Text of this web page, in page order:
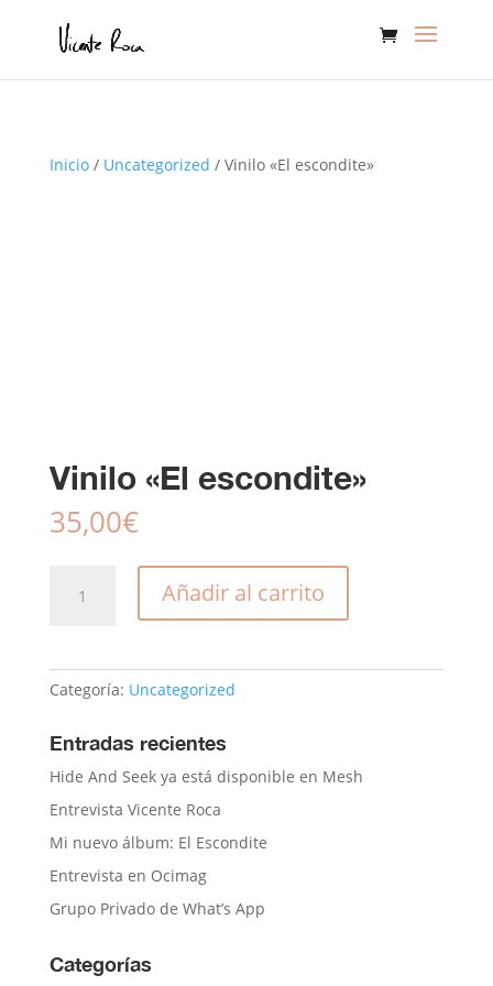
Inicio/ Uncategorized / Vinilo «El escondite»
Vinilo «El escondite»
35,00€
Añadir al carrito
Categoría: Uncategorized
Entradas recientes
Hide And Seek ya está disponible en Mesh
Entrevista Vicente Roca
Mi nuevo álbum: El Escondite
Entrevista en Ocimag
Grupo Privado de What’s App
Categorías